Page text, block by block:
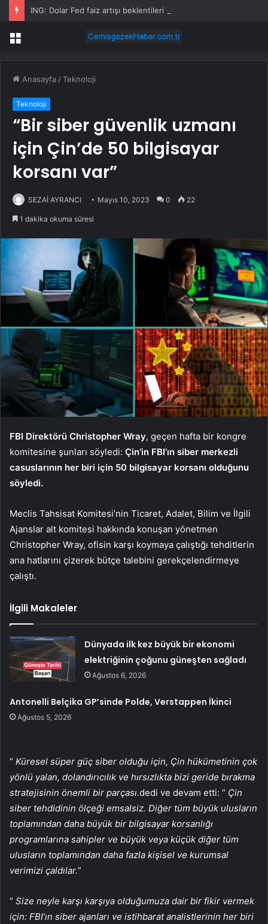
ING: Dolar Fed faiz artışı beklentileri ile gücünü koruyor
Menü
Anasayfa /Teknoloji
Teknoloji
“Bir siber güvenlik uzmanı
için Çin’de 50 bilgisayar
korsanı var”
SEZAİ AYRANCI Mayıs 10, 2023 0 22
1 dakika okuma süresi
FBI Direktörü Christopher Wray, geçen hafta bir kongre
komitesine şunları söyledi: Çin’in FBI’ın siber merkezli
casuslarının her biri için 50 bilgisayar korsanı olduğunu
söyledi.
Meclis Tahsisat Komitesi’nin Ticaret, Adalet, Bilim ve İlgili
Ajanslar alt komitesi hakkında konuşan yönetmen
Christopher Wray, ofisin karşı koymaya çalıştığı tehditlerin
ana hatlarını çizerek bütçe talebini gerekçelendirmeye
çalıştı.
İlgili Makaleler
Dünyada ilk kez büyük bir ekonomi
elektriğinin çoğunu güneşten sağladı
Ağustos 6, 2026
Antonelli Belçika GP’sinde Polde, Verstappen İkinci
Ağustos 5, 2026
” Küresel süper güç siber olduğu için, Çin hükümetinin çok
yönlü yalan, dolandırıcılık ve hırsızlıkta bizi geride bırakma
stratejisinin önemli bir parçası.dedi ve devam etti: “ Çin
siber tehdidinin ölçeği emsalsiz. Diğer tüm büyük ulusların
toplamından daha büyük bir bilgisayar korsanlığı
programlarına sahipler ve büyük veya küçük diğer tüm
ulusların toplamından daha fazla kişisel ve kurumsal
verimizi çaldılar.”
“ Size neyle karşı karşıya olduğumuza dair bir fikir vermek
için: FBI’ın siber ajanları ve istihbarat analistlerinin her biri